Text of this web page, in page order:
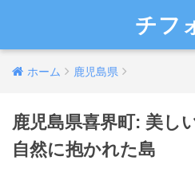
チフ
ホーム 鹿児島県
鹿児島県喜界町: 美し
自然に抱かれた島